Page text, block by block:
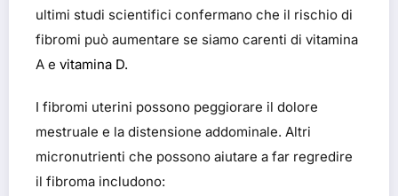
ultimi studi scientifici confermano che il rischio di
fibromi può aumentare se siamo carenti di vitamina
A e vitamina D.
I fibromi uterini possono peggiorare il dolore
mestruale e la distensione addominale. Altri
micronutrienti che possono aiutare a far regredire
il fibroma includono: